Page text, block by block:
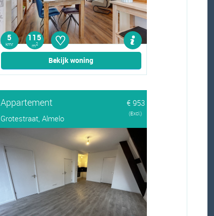
5
kmr
115
m2 ♡
Bekijk woning
Appartement
€ 953
Grotestraat, Almelo
(Excl.)